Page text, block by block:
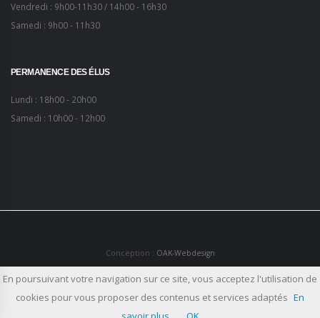
Vendredi : 9h00-11h30 / 14h00 - 16h30
Samedi : 9h00 - 11h30
PERMANENCE DES ÉLUS
Lundi : 18h00 - 20h00
Samedi : 10h00 - 12h00
Conception : OAK-Webdesign
Plan du site Mentions légales
En poursuivant votre navigation sur ce site, vous acceptez l'utilisation de
cookies pour vous proposer des contenus et services adaptés En